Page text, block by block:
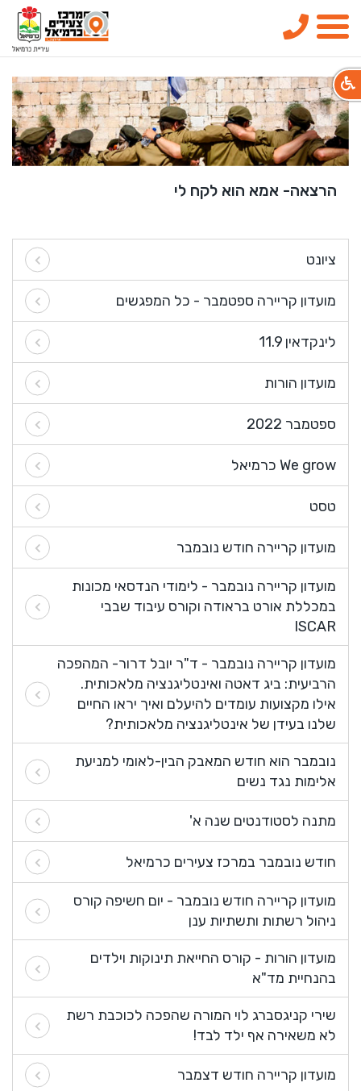
תפריט
ציונט
מועדון קריירה ספטמבר - כל המפגשים
לינקדאין 11.9
מועדון הורות
ספטמבר 2022
We grow כרמיאל
טסט
מועדון קריירה חודש נובמבר
מועדון קריירה נובמבר - לימודי הנדסאי מכונות
במכללת אורט בראודה וקורס עיבוד שבבי
ISCAR
מועדון קריירה נובמבר - ד"ר יובל דרור- המהפכה
הרביעית: ביג דאטה ואינטליגנציה מלאכותית.
אילו מקצועות עומדים להיעלם ואיך יראו החיים
שלנו בעידן של אינטליגנציה מלאכותית?
נובמבר הוא חודש המאבק הבין-לאומי למניעת
אלימות נגד נשים
מתנה לסטודנטים שנה א'
חודש נובמבר במרכז צעירים כרמיאל
מועדון קריירה חודש נובמבר - יום חשיפה קורס
ניהול רשתות ותשתיות ענן
מועדון הורות - קורס החייאת תינוקות וילדים
בהנחיית מד"א
שירי קניגסברג לוי המורה שהפכה לכוכבת רשת
לא משאירה אף ילד לבד!
מועדון קריירה חודש דצמבר
הרצאה- אמא הוא לקח לי